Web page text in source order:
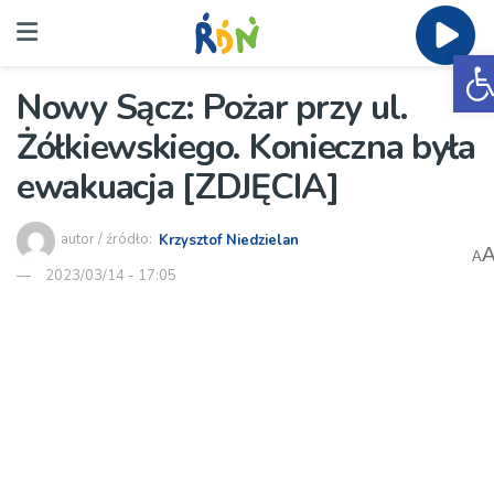
Nowy Sącz: Pożar przy ul.
Żółkiewskiego. Konieczna była
ewakuacja [ZDJĘCIA]
autor / źródło: Krzysztof Niedzielan
2023/03/14 - 17:05
A